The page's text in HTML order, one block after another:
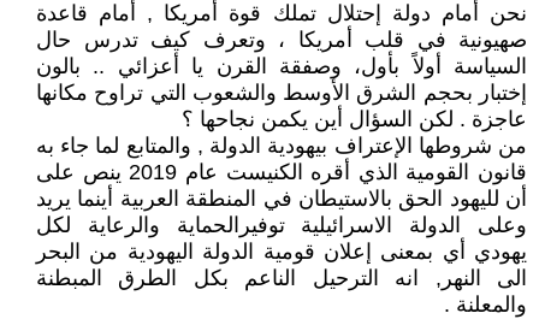
نحن أمام دولة إحتلال تملك قوة أمريكا , أمام قاعدة
صهيونية في قلب أمريكا ، وتعرف كيف تدرس حال
السياسة أولاً بأول، وصفقة القرن يا أعزائي .. بالون
إختبار بحجم الشرق الأوسط والشعوب التي تراوح مكانها
عاجزة . لكن السؤال أين يكمن نجاحها ؟
من شروطها الإعتراف بيهودية الدولة , والمتابع لما جاء به
قانون القومية الذي أقره الكنيست عام 2019 ينص على
أن لليهود الحق بالاستيطان في المنطقة العربية أينما يريد
وعلى الدولة الاسرائيلية توفيرالحماية والرعاية لكل
يهودي أي بمعنى إعلان قومية الدولة اليهودية من البحر
الى النهر, انه الترحيل الناعم بكل الطرق المبطنة
والمعلنة .